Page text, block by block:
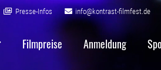
Presse-Infos info@kontrast-filmfest.de
Filmpreise Anmeldung